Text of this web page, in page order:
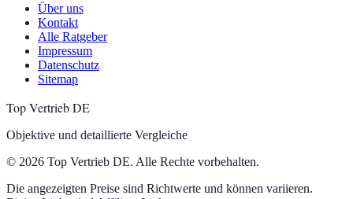
Über uns
Kontakt
Alle Ratgeber
Impressum
Datenschutz
Sitemap
Top Vertrieb DE
Objektive und detaillierte Vergleiche
© 2026 Top Vertrieb DE. Alle Rechte vorbehalten.
Die angezeigten Preise sind Richtwerte und können variieren.